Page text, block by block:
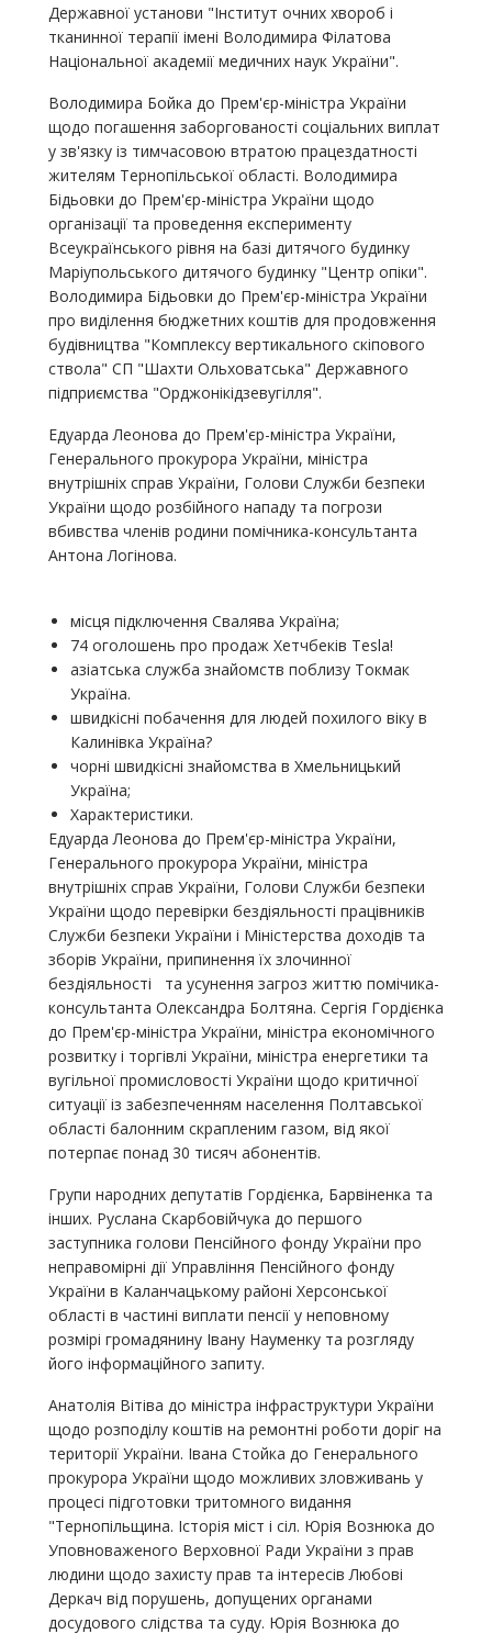
Державної установи "Інститут очних хвороб і
тканинної терапії імені Володимира Філатова
Національної академії медичних наук України".
Володимира Бойка до Прем'єр-міністра України
щодо погашення заборгованості соціальних виплат
у зв'язку із тимчасовою втратою працездатності
жителям Тернопільської області. Володимира
Бідьовки до Прем'єр-міністра України щодо
організації та проведення експерименту
Всеукраїнського рівня на базі дитячого будинку
Маріупольського дитячого будинку "Центр опіки".
Володимира Бідьовки до Прем'єр-міністра України
про виділення бюджетних коштів для продовження
будівництва "Комплексу вертикального скіпового
ствола" СП "Шахти Ольховатська" Державного
підприємства "Орджонікідзевугілля".
Едуарда Леонова до Прем'єр-міністра України,
Генерального прокурора України, міністра
внутрішніх справ України, Голови Служби безпеки
України щодо розбійного нападу та погрози
вбивства членів родини помічника-консультанта
Антона Логінова.
місця підключення Свалява Україна;
74 оголошень про продаж Хетчбеків Tesla!
азіатська служба знайомств поблизу Токмак
Україна.
швидкісні побачення для людей похилого віку в
Калинівка Україна?
чорні швидкісні знайомства в Хмельницький
Україна;
Характеристики.
Едуарда Леонова до Прем'єр-міністра України,
Генерального прокурора України, міністра
внутрішніх справ України, Голови Служби безпеки
України щодо перевірки бездіяльності працівників
Служби безпеки України і Міністерства доходів та
зборів України, припинення їх злочинної
бездіяльності та усунення загроз життю помічика-
консультанта Олександра Болтяна. Сергія Гордієнка
до Прем'єр-міністра України, міністра економічного
розвитку і торгівлі України, міністра енергетики та
вугільної промисловості України щодо критичної
ситуації із забезпеченням населення Полтавської
області балонним скрапленим газом, від якої
потерпає понад 30 тисяч абонентів.
Групи народних депутатів Гордієнка, Барвіненка та
інших. Руслана Скарбовійчука до першого
заступника голови Пенсійного фонду України про
неправомірні дії Управління Пенсійного фонду
України в Каланчацькому районі Херсонської
області в частині виплати пенсії у неповному
розмірі громадянину Івану Науменку та розгляду
його інформаційного запиту.
Анатолія Вітіва до міністра інфраструктури України
щодо розподілу коштів на ремонтні роботи доріг на
території України. Івана Стойка до Генерального
прокурора України щодо можливих зловживань у
процесі підготовки тритомного видання
"Тернопільщина. Історія міст і сіл. Юрія Вознюка до
Уповноваженого Верховної Ради України з прав
людини щодо захисту прав та інтересів Любові
Деркач від порушень, допущених органами
досудового слідства та суду. Юрія Вознюка до